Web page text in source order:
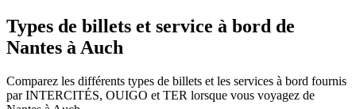
Types de billets et service à bord de
Nantes à Auch
Comparez les différents types de billets et les services à bord fournis
par INTERCITÉS, OUIGO et TER lorsque vous voyagez de